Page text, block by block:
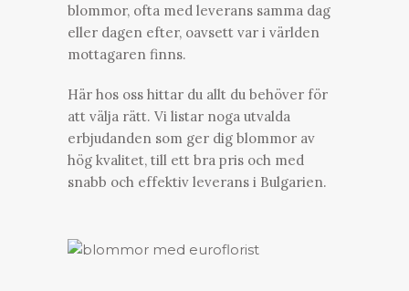
blommor, ofta med leverans samma dag
eller dagen efter, oavsett var i världen
mottagaren finns.
Här hos oss hittar du allt du behöver för
att välja rätt. Vi listar noga utvalda
erbjudanden som ger dig blommor av
hög kvalitet, till ett bra pris och med
snabb och effektiv leverans i Bulgarien.